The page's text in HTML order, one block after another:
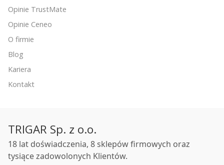
Opinie TrustMate
Opinie Ceneo
O firmie
Blog
Kariera
Kontakt
TRIGAR Sp. z o.o.
18 lat doświadczenia, 8 sklepów firmowych oraz
tysiące zadowolonych Klientów.